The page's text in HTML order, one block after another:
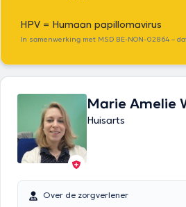
HPV = Humaan papillomavirus
In samenwerking met MSD BE-NON-02864 –
Marie Amelie
Huisarts
Over de zorgverlener